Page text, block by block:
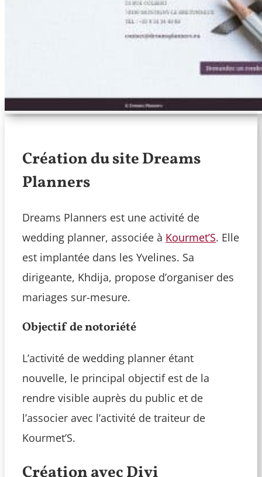
Création du site Dreams
Planners
Dreams Planners est une activité de
wedding planner, associée à Kourmet’S. Elle
est implantée dans les Yvelines. Sa
dirigeante, Khdija, propose d’organiser des
mariages sur-mesure.
Objectif de notoriété
L’activité de wedding planner étant
nouvelle, le principal objectif est de la
rendre visible auprès du public et de
l’associer avec l’activité de traiteur de
Kourmet’S.